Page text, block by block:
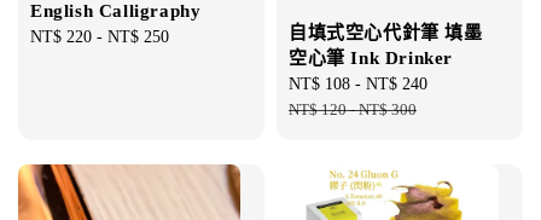
English Calligraphy
Regular
NT$ 220 - NT$ 250
自填式空心代針筆 填墨
空心筆 Ink Drinker
Sale
price
NT$ 108 - NT$ 240
NT$ 120-NT$ 300